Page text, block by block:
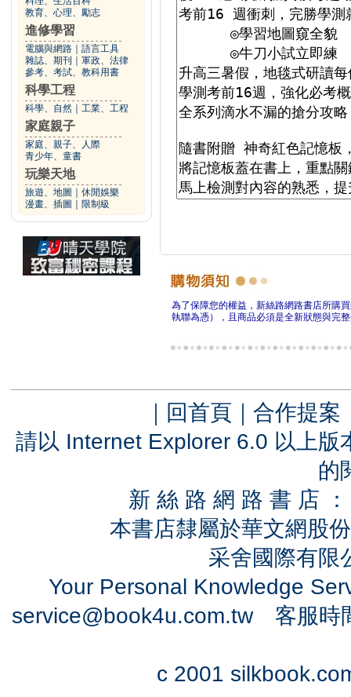
教育、心理、勵志
進修學習
電腦與網路
語言工具
雜誌、期刊
軍政、法律
參考、考試、教科用書
科學工程
科學、自然 工業、工程
家庭親子
家庭、親子、人際
青少年、童書
玩樂天地
旅遊、地圖
休閒娛樂
漫畫、插圖
限制級
為了保障您的權益，新絲路網路書店所購
執聯為憑），且商品必須是全新狀態與完
｜ 回首頁 ｜ 合作提案
請以 Internet Explorer 6.0 以上
的
新 絲 路 網 路 書 店
本書店隸屬於華文網股
采舍國際有
Your Personal Knowledge
service@book4u.com.tw客服時
c 2001